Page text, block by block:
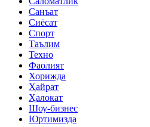
Санъат
Сиёсат
Спорт
Таълим
Техно
Фаолият
Хорижда
Ҳайрат
Ҳалокат
Шоу-бизнес
Юртимизда